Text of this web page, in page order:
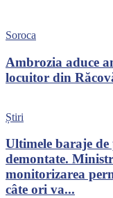
Soroca
Ambrozia aduce
locuitor din
Știri
Ultimele baraje de
demontate.
monitorizarea
câte ori va...